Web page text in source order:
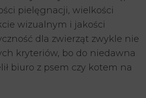
pielęgnacji, wielkości
wizualnym i jakości
dla zwierząt zwykle nie
kryteriów, bo do niedawna
biuro z psem czy kotem na